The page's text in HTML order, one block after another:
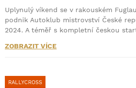
Uplynulý víkend se v rakouském
podnik Autoklub mistrovství České
2024. A téměř s kompletní českou
ZOBRAZIT VÍCE
RALLYCROSS